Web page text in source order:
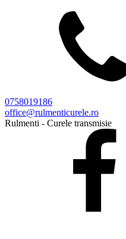
0758019186
office@rulmenticurele.ro
Rulmenti - Curele transmisie